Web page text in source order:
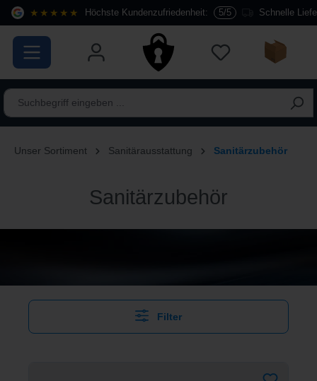
springen Schnelle
★★★★★ Höchste Kundenzufriedenheit: 5/5
Unser Sortiment Sanitärausstattung Sanitärzubehör
Sanitärzubehör
Filter